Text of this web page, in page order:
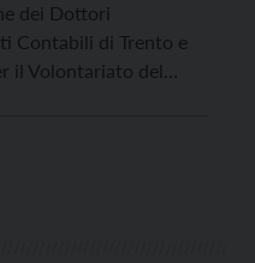
dei Dottori
Contabili di Trento e
il Volontariato del